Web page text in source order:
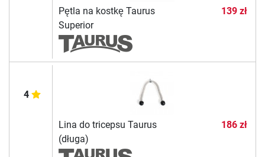
Pętla na kostkę Taurus
Superior
139 zł
4
Lina do tricepsu Taurus
(długa)
186 zł